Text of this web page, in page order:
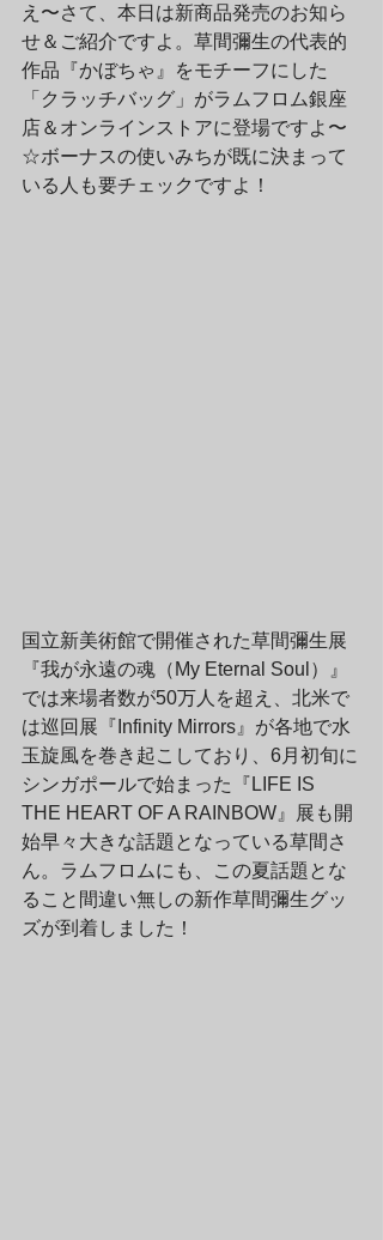
え〜さて、本日は新商品発売のお知ら
せ＆ご紹介ですよ。草間彌生の代表的
作品『かぼちゃ』をモチーフにした
「クラッチバッグ」がラムフロム銀座
店＆オンラインストアに登場ですよ〜
☆ボーナスの使いみちが既に決まって
いる人も要チェックですよ！
国立新美術館で開催された草間彌生展
『我が永遠の魂（My Eternal Soul）』
では来場者数が50万人を超え、北米で
は巡回展『Infinity Mirrors』が各地で水
玉旋風を巻き起こしており、6月初旬に
シンガポールで始まった『LIFE IS
THE HEART OF A RAINBOW』展も開
始早々大きな話題となっている草間さ
ん。ラムフロムにも、この夏話題とな
ること間違い無しの新作草間彌生グッ
ズが到着しました！